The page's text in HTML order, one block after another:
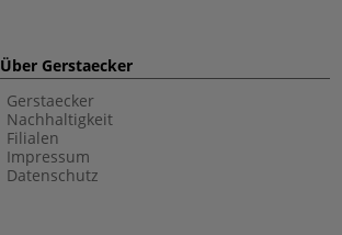
Über Gerstaecker
Gerstaecker
Nachhaltigkeit
Filialen
Impressum
Datenschutz